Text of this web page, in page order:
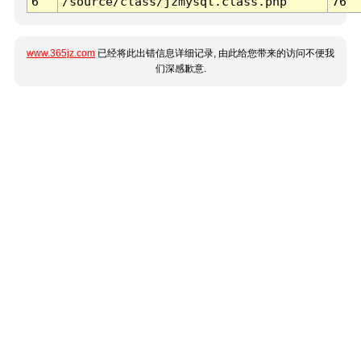
www.365jz.com 已经将此出错信息详细记录, 由此给您带来的访问不便我
们深感歉意.